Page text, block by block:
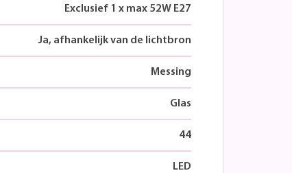
Exclusief 1 x max 52W E27
Ja, afhankelijk van de lichtbron
Messing
Glas
44
LED